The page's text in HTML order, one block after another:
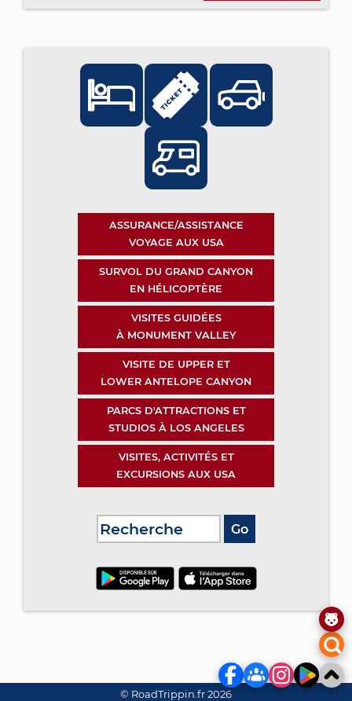
ASSURANCE/ASSISTANCE
VOYAGE AUX USA
SURVOL DU GRAND CANYON
EN HÉLICOPTÈRE
VISITES GUIDÉES
À MONUMENT VALLEY
VISITE DE UPPER ET
LOWER ANTELOPE CANYON
PARCS D'ATTRACTIONS ET
STUDIOS À LOS ANGELES
VISITES, ACTIVITÉS ET
EXCURSIONS AUX USA
© RoadTrippin.fr 2026